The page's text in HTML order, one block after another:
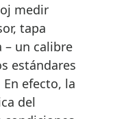
medir
tapa
– un calibre
estándares
efecto, la
del